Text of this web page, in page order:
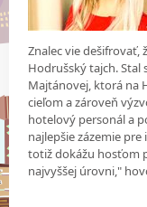
Znalec vie
Hodrušský tajch.
Majtánovej, ktorá na
cieľom a zároveň
hotelový personál a
najlepšie zázemie
totiž dokážu hosťom
najvyššej úrovni,"